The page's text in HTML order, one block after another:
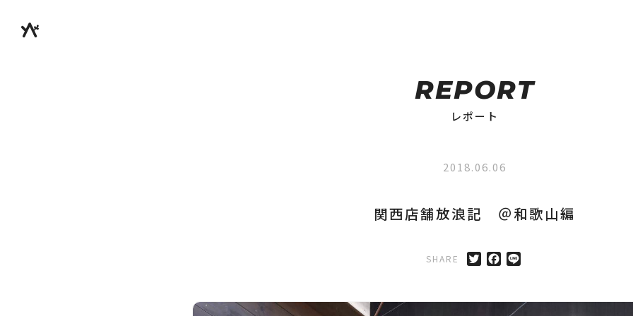
REPORT
レポート
2018.06.06
関西店舗放浪記 ＠和歌山編
SHARE